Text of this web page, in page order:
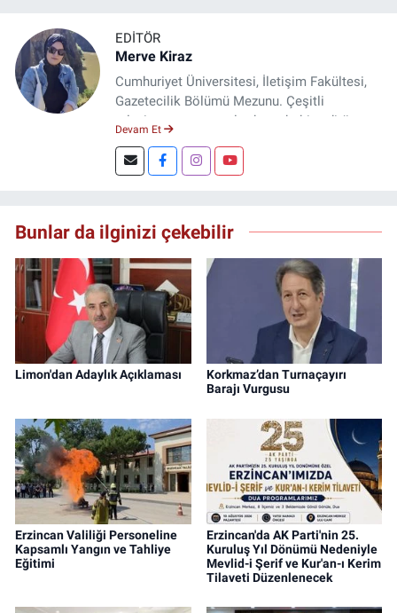
EDITÖR
Merve Kiraz
Cumhuriyet Üniversitesi, İletişim Fakültesi,
Gazetecilik Bölümü Mezunu. Çeşitli
televizyon ve gazetelerde muhabir, editör,
Şuan, www.dogugazetesi.com adlı haber
sitesinin Yazı İşleri Müdürlüğünü yürütmekte.
Devam Et
Bunlar da ilginizi çekebilir
Limon'dan Adaylık Açıklaması
Korkmaz’dan Turnaçayırı
Barajı Vurgusu
Erzincan Valiliği Personeline
Kapsamlı Yangın ve Tahliye
Eğitimi
Erzincan'da AK Parti'nin 25.
Kuruluş Yıl Dönümü Nedeniyle
Mevlid-i Şerif ve Kur'an-ı Kerim
Tilaveti Düzenlenecek